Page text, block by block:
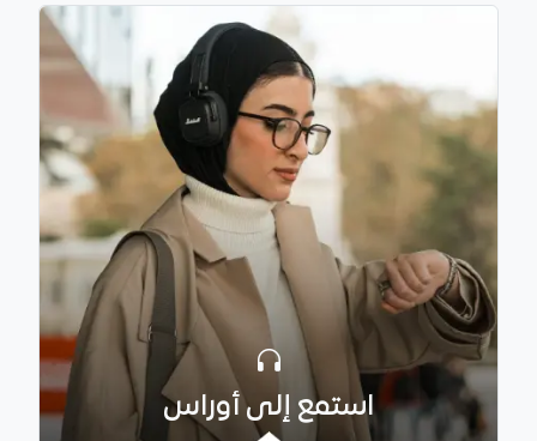
استمع إلى أوراس